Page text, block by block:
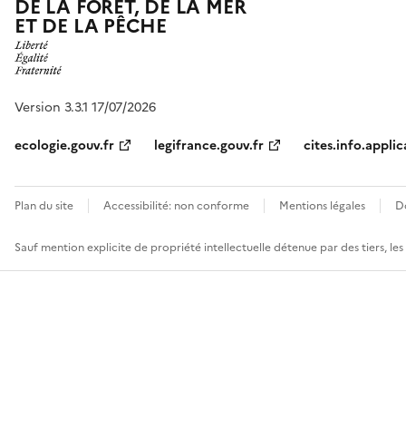
DE LA FORÊT, DE LA MER
ET DE LA PÊCHE
Version 3.3.1 17/07/2026
ecologie.gouv.fr
legifrance.gouv.fr
Plan du site Accessibilité: non conforme Mentions légales
Sauf mention explicite de propriété intellectuelle détenue par des tiers,